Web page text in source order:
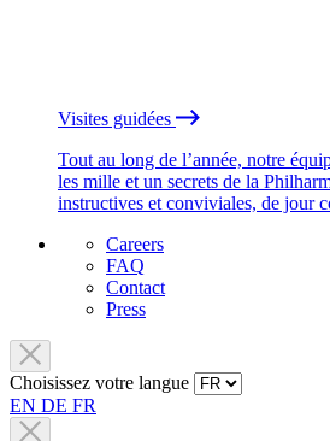
Visites guidées
Tout au long de l’année, notre
les mille et un secrets de la
instructives et conviviales, de jour
Careers
FAQ
Contact
Press
Choisissez votre langue
EN DE FR